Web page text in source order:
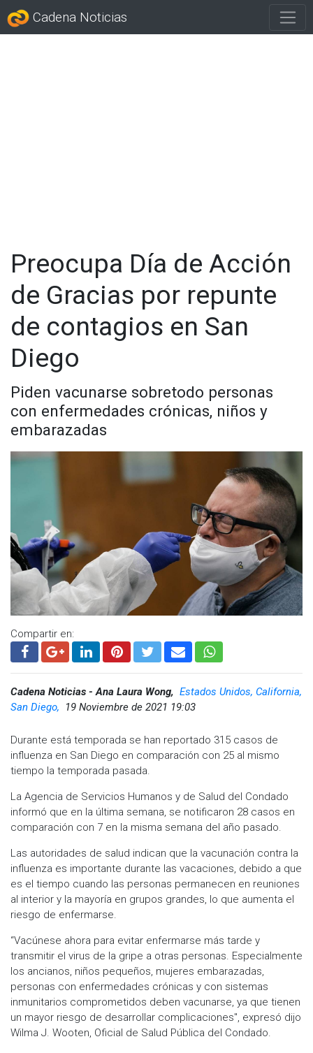
Cadena Noticias
Preocupa Día de Acción
de Gracias por repunte
de contagios en San
Diego
Piden vacunarse sobretodo personas
con enfermedades crónicas, niños y
embarazadas
Compartir en:
Cadena Noticias - Ana Laura Wong, Estados Unidos, California,
San Diego,
19 Noviembre de 2021 19:03
Durante está temporada se han reportado 315 casos de
influenza en San Diego en comparación con 25 al mismo
tiempo la temporada pasada.
La Agencia de Servicios Humanos y de Salud del Condado
informó que en la última semana, se notificaron 28 casos en
comparación con 7 en la misma semana del año pasado.
Las autoridades de salud indican que la vacunación contra la
influenza es importante durante las vacaciones, debido a que
es el tiempo cuando las personas permanecen en reuniones
al interior y la mayoría en grupos grandes, lo que aumenta el
riesgo de enfermarse.
“Vacúnese ahora para evitar enfermarse más tarde y
transmitir el virus de la gripe a otras personas. Especialmente
los ancianos, niños pequeños, mujeres embarazadas,
personas con enfermedades crónicas y con sistemas
inmunitarios comprometidos deben vacunarse, ya que tienen
un mayor riesgo de desarrollar complicaciones", expresó dijo
Wilma J. Wooten, Oficial de Salud Pública del Condado.